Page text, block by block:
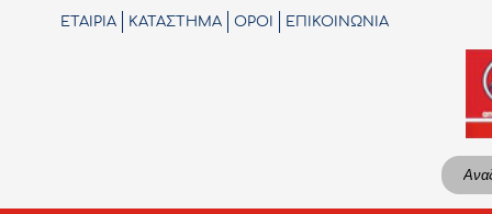
ΕΤΑΙΡΙΑ ΚΑΤΑΣΤΗΜΑ ΟΡΟΙ ΕΠΙΚΟΙΝΩΝΙΑ